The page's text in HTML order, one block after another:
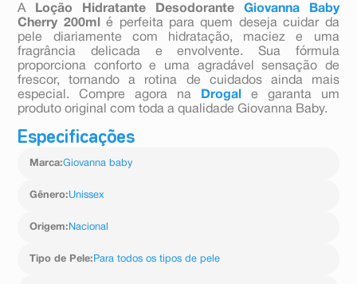
A Loção Hidratante Desodorante Giovanna Baby
Cherry 200ml
é perfeita para quem deseja cuidar da
pele diariamente com hidratação, maciez e uma
fragrância delicada e envolvente. Sua fórmula
proporciona conforto e uma agradável sensação de
frescor, tornando a rotina de cuidados ainda mais
especial. Compre agora na
Drogal
e garanta um
produto original com toda a qualidade Giovanna Baby.
Especificações
Marca:Giovanna baby
Gênero:Unissex
Origem: Nacional
Tipo de Pele: Para todos os tipos de pele